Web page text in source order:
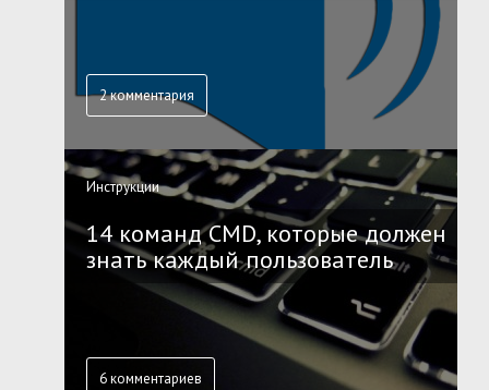
2 комментария
Инструкции
14 команд CMD, которые должен
знать каждый пользователь
6 комментариев